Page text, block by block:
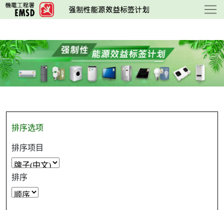
跳
至
要
内
容
排序选项
排序项目
排序